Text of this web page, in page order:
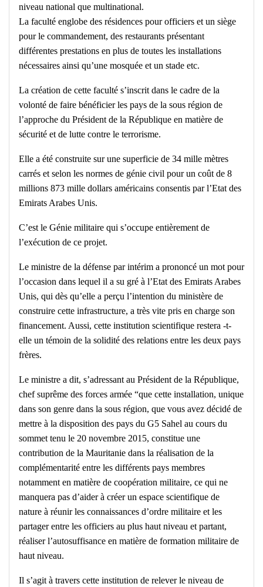
niveau national que multinational.
La faculté englobe des résidences pour officiers et un siège
pour le commandement, des restaurants présentant
différentes prestations en plus de toutes les installations
nécessaires ainsi qu’une mosquée et un stade etc.
La création de cette faculté s’inscrit dans le cadre de la
volonté de faire bénéficier les pays de la sous région de
l’approche du Président de la République en matière de
sécurité et de lutte contre le terrorisme.
Elle a été construite sur une superficie de 34 mille mètres
carrés et selon les normes de génie civil pour un coût de 8
millions 873 mille dollars américains consentis par l’Etat des
Emirats Arabes Unis.
C’est le Génie militaire qui s’occupe entièrement de
l’exécution de ce projet.
Le ministre de la défense par intérim a prononcé un mot pour
l’occasion dans lequel il a su gré à l’Etat des Emirats Arabes
Unis, qui dès qu’elle a perçu l’intention du ministère de
construire cette infrastructure, a très vite pris en charge son
financement. Aussi, cette institution scientifique restera -t-
elle un témoin de la solidité des relations entre les deux pays
frères.
Le ministre a dit, s’adressant au Président de la République,
chef suprême des forces armée “que cette installation, unique
dans son genre dans la sous région, que vous avez décidé de
mettre à la disposition des pays du G5 Sahel au cours du
sommet tenu le 20 novembre 2015, constitue une
contribution de la Mauritanie dans la réalisation de la
complémentarité entre les différents pays membres
notamment en matière de coopération militaire, ce qui ne
manquera pas d’aider à créer un espace scientifique de
nature à réunir les connaissances d’ordre militaire et les
partager entre les officiers au plus haut niveau et partant,
réaliser l’autosuffisance en matière de formation militaire de
haut niveau.
Il s’agit à travers cette institution de relever le niveau de